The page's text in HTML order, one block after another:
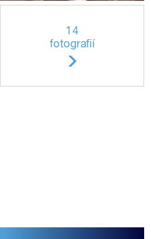
14
fotografií